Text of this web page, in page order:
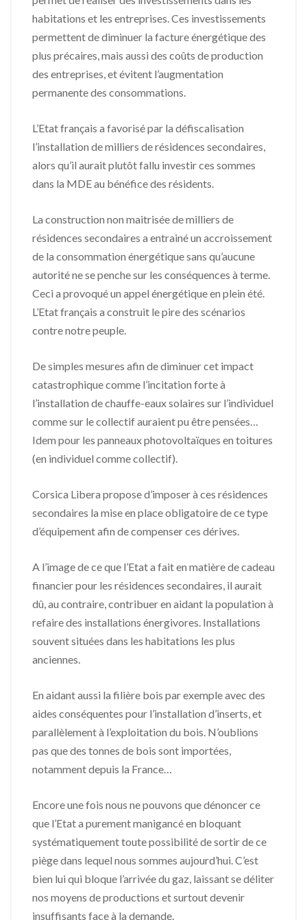
habitations et les entreprises. Ces investissements
permettent de diminuer la facture énergétique des
plus précaires, mais aussi des coûts de production
des entreprises, et évitent l’augmentation
permanente des consommations.
L’Etat français a favorisé par la défiscalisation
l’installation de milliers de résidences secondaires,
alors qu’il aurait plutôt fallu investir ces sommes
dans la MDE au bénéfice des résidents.
La construction non maitrisée de milliers de
résidences secondaires a entrainé un accroissement
de la consommation énergétique sans qu’aucune
autorité ne se penche sur les conséquences à terme.
Ceci a provoqué un appel énergétique en plein été.
L’Etat français a construit le pire des scénarios
contre notre peuple.
De simples mesures afin de diminuer cet impact
catastrophique comme l’incitation forte à
l’installation de chauffe-eaux solaires sur l’individuel
comme sur le collectif auraient pu être pensées…
Idem pour les panneaux photovoltaïques en toitures
(en individuel comme collectif).
Corsica Libera propose d’imposer à ces résidences
secondaires la mise en place obligatoire de ce type
d’équipement afin de compenser ces dérives.
A l’image de ce que l’Etat a fait en matière de cadeau
financier pour les résidences secondaires, il aurait
dû, au contraire, contribuer en aidant la population à
refaire des installations énergivores. Installations
souvent situées dans les habitations les plus
anciennes.
En aidant aussi la filière bois par exemple avec des
aides conséquentes pour l’installation d’inserts, et
parallèlement à l’exploitation du bois. N’oublions
pas que des tonnes de bois sont importées,
notamment depuis la France…
Encore une fois nous ne pouvons que dénoncer ce
que l’Etat a purement manigancé en bloquant
systématiquement toute possibilité de sortir de ce
piège dans lequel nous sommes aujourd’hui. C’est
bien lui qui bloque l’arrivée du gaz, laissant se déliter
nos moyens de productions et surtout devenir
insuffisants face à la demande.